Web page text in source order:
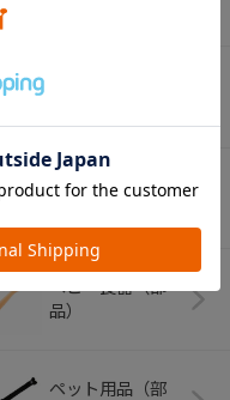
バス・トイレグッ
ベビー食器（部
品）
ペット用品（部